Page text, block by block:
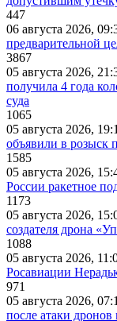
447
06 августа 2026,
предварительной
3867
05 августа 2026,
получила 4 года
суда
1065
05 августа 2026,
объявили в розыск
1585
05 августа 2026,
России ракетное
1173
05 августа 2026,
создателя дрона
1088
05 августа 2026,
Росавиации
971
05 августа 2026,
после атаки